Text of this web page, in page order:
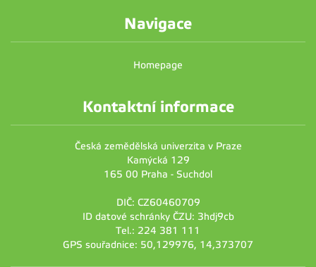
Navigace
Homepage
Kontaktní informace
Česká zemědělská univerzita v Praze
Kamýcká 129
165 00 Praha - Suchdol
DIČ: CZ60460709
ID datové schránky ČZU: 3hdj9cb
Tel.: 224 381 111
GPS souřadnice: 50,129976, 14,373707